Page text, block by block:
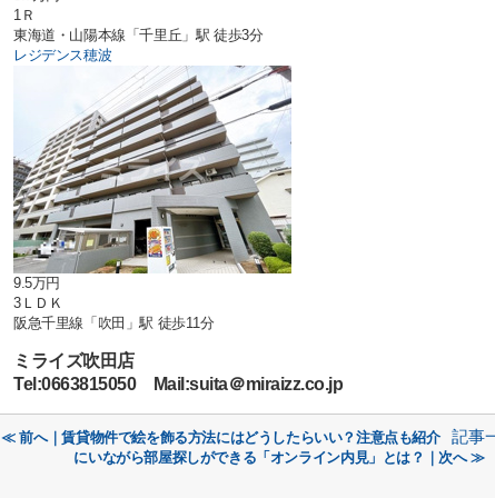
1Ｒ
東海道・山陽本線「千里丘」駅 徒歩3分
レジデンス穂波
9.5万円
3ＬＤＫ
阪急千里線「吹田」駅 徒歩11分
ミライズ吹田店
Tel:0663815050 Mail:suita＠miraizz.co.jp
≪ 前へ｜賃貸物件で絵を飾る方法にはどうしたらいい？注意点も紹介 記事
にいながら部屋探しができる「オンライン内見」とは？｜次へ ≫